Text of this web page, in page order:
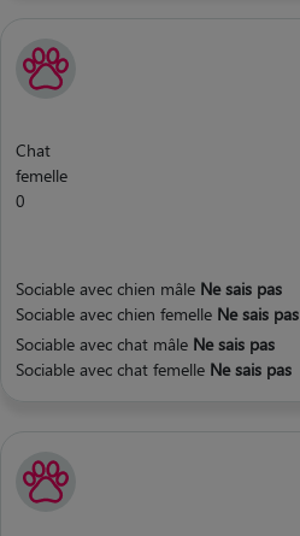
Chat
femelle
0
Sociable avec chien mâle Ne sais pas
Sociable avec chien femelle Ne sais pas
Sociable avec chat mâle Ne sais pas
Sociable avec chat femelle Ne sais pas